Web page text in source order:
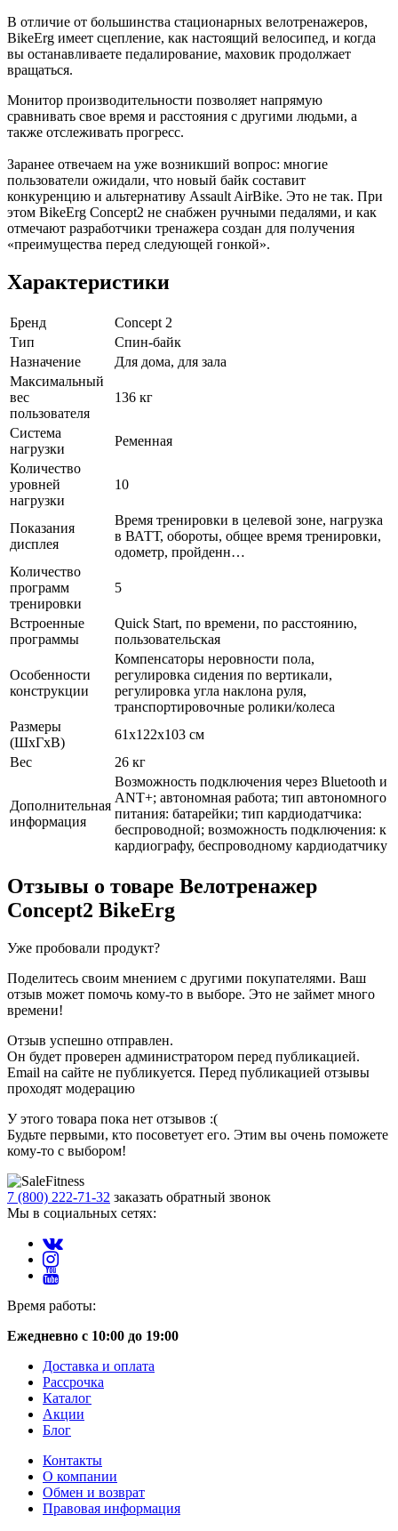
В отличие от большинства стационарных велотренажеров,
BikeErg имеет сцепление, как настоящий велосипед, и когда
вы останавливаете педалирование, маховик продолжает
вращаться.
Монитор производительности позволяет напрямую
сравнивать свое время и расстояния с другими людьми, а
также отслеживать прогресс.
Заранее отвечаем на уже возникший вопрос: многие
пользователи ожидали, что новый байк составит
конкуренцию и альтернативу Assault AirBike. Это не так. При
этом BikeErg Concept2 не снабжен ручными педалями, и как
отмечают разработчики тренажера создан для получения
«преимущества перед следующей гонкой».
Характеристики
Бренд
Concept 2
Тип
Спин-байк
Назначение
Для дома, для зала
Максимальный
вес
пользователя
136 кг
Система
нагрузки
Ременная
Количество
уровней
нагрузки
10
Показания
дисплея
Время тренировки в целевой зоне, нагрузка
в ВАТТ, обороты, общее время тренировки,
одометр, пройденн…
Количество
программ
тренировки
5
Встроенные
программы
Quick Start, по времени, по расстоянию,
пользовательская
Особенности
конструкции
Компенсаторы неровности пола,
регулировка сидения по вертикали,
регулировка угла наклона руля,
транспортировочные ролики/колеса
Размеры
(ШxГxВ)
61x122x103 см
Вес
26 кг
Дополнительная
информация
Возможность подключения через Bluetooth и
ANT+​; автономная работа; тип автономного
питания: батарейки; тип кардиодатчика:
беспроводной; возможность подключения: к
кардиографу, беспроводному кардиодатчику
Отзывы о товаре Велотренажер
Concept2 BikeErg
Уже пробовали продукт?
Поделитесь своим мнением с другими покупателями. Ваш
отзыв может помочь кому-то в выборе. Это не займет много
времени!
Отзыв успешно отправлен.
Он будет проверен администратором перед публикацией.
Email на сайте не публикуется. Перед публикацией отзывы
проходят модерацию
У этого товара пока нет отзывов :(
Будьте первыми, кто посоветует его. Этим вы очень поможете
кому-то с выбором!
7 (800) 222-71-32 заказать обратный звонок
Мы в социальных сетях:
Время работы:
Ежедневно с 10:00 до 19:00
Доставка и оплата
Рассрочка
Каталог
Акции
Блог
Контакты
О компании
Обмен и возврат
Правовая информация